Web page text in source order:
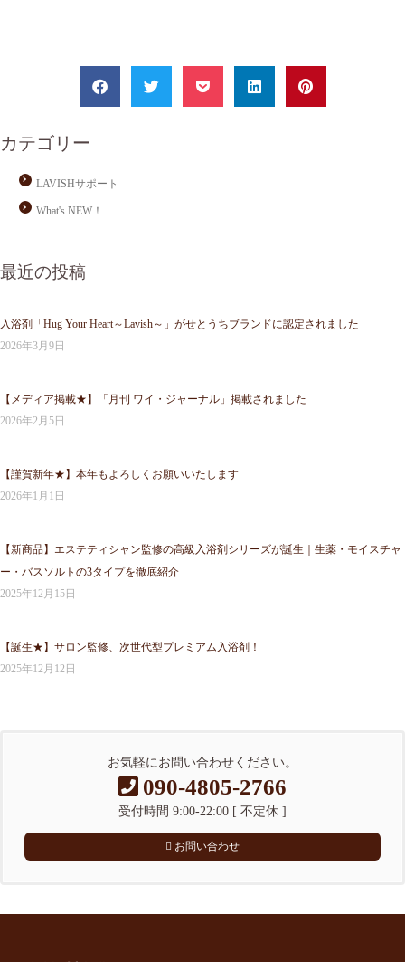
カテゴリー
LAVISHサポート
What's NEW！
最近の投稿
入浴剤「Hug Your Heart～Lavish～」がせとうちブランドに認定されました
2026年3月9日
【メディア掲載★】「月刊 ワイ・ジャーナル」掲載されました
2026年2月5日
【謹賀新年★】本年もよろしくお願いいたします
2026年1月1日
【新商品】エステティシャン監修の高級入浴剤シリーズが誕生｜生薬・モイスチャ
ー・バスソルトの3タイプを徹底紹介
2025年12月15日
【誕生★】サロン監修、次世代型プレミアム入浴剤！
2025年12月12日
お気軽にお問い合わせください。
090-4805-2766
受付時間 9:00-22:00 [ 不定休 ]
お問い合わせ